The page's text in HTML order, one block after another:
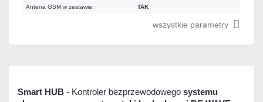
Antena GSM w zestawie: TAK
wszystkie parametry
Smart HUB - Kontroler bezprzewodowego systemu